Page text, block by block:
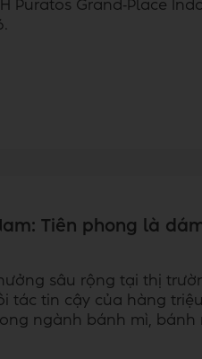
Puratos Grand‑Place
Tiên phong là
sâu rộng tại thị
tác tin cậy của hàng
ngành bánh mì, bánh